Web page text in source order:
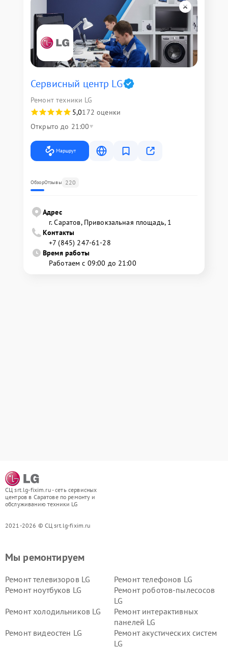
Сервисный центр LG
Ремонт техники LG
5,0172 оценки
Открыто до 21:00
Маршрут
ОбзорОтзывы 220
Адрес
г. Саратов, Привокзальная площадь, 1
Контакты
+7 (845) 247-61-28
Время работы
Работаем с 09:00 до 21:00
СЦ srt.lg-fixim.ru - сеть сервисных
центров в Саратове по ремонту и
обслуживанию техники LG
2021-2026 © СЦ srt.lg-fixim.ru
Мы ремонтируем
Ремонт телевизоров LG
Ремонт телефонов LG
Ремонт ноутбуков LG
Ремонт роботов-пылесосов
LG
Ремонт холодильников LG
Ремонт интерактивных
панелей LG
Ремонт видеостен LG
Ремонт акустических систем
LG